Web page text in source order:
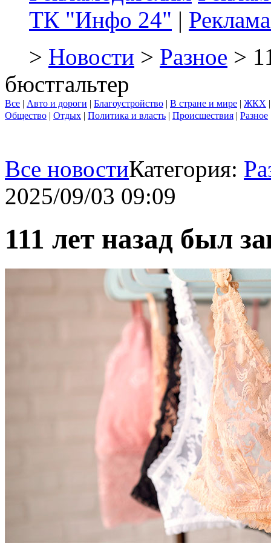
ТК "Инфо 24" |
> Новости > Разное >
бюстгальтер
Все | Авто и дороги | Благоустройство | В стране и мире | ЖКХ
Общество | Отдых | Политика и власть | Происшествия | Разное
Все новостиКатегория:
2025/09/03 09:09
111 лет назад был